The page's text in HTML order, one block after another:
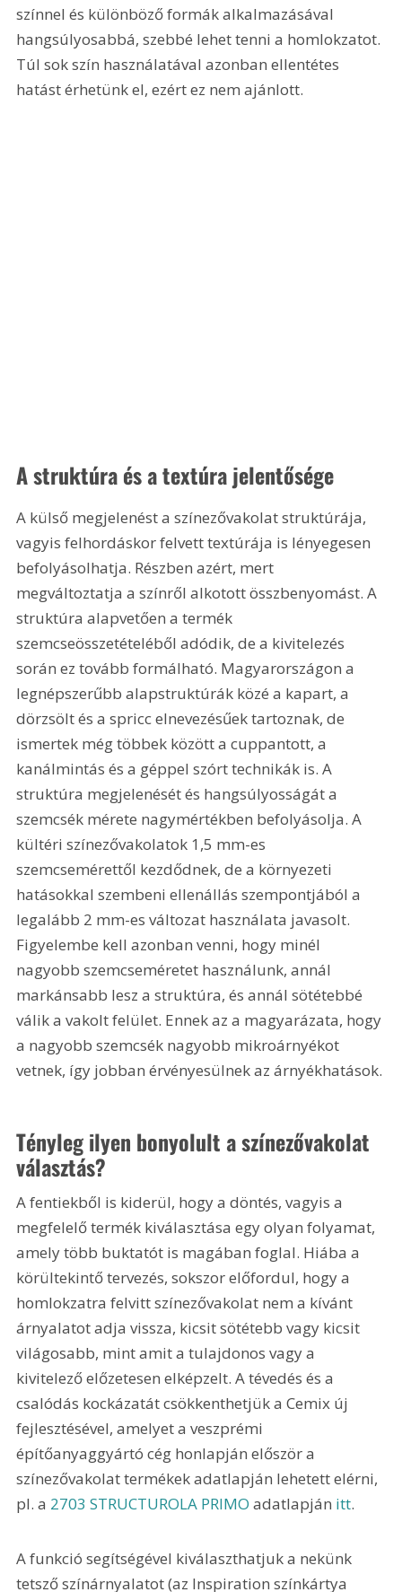
színnel és különböző formák alkalmazásával
hangsúlyosabbá, szebbé lehet tenni a homlokzatot.
Túl sok szín használatával azonban ellentétes
hatást érhetünk el, ezért ez nem ajánlott.
A struktúra és a textúra jelentősége
A külső megjelenést a színezővakolat struktúrája,
vagyis felhordáskor felvett textúrája is lényegesen
befolyásolhatja. Részben azért, mert
megváltoztatja a színről alkotott összbenyomást. A
struktúra alapvetően a termék
szemcseösszetételéből adódik, de a kivitelezés
során ez tovább formálható. Magyarországon a
legnépszerűbb alapstruktúrák közé a kapart, a
dörzsölt és a spricc elnevezésűek tartoznak, de
ismertek még többek között a cuppantott, a
kanálmintás és a géppel szórt technikák is. A
struktúra megjelenését és hangsúlyosságát a
szemcsék mérete nagymértékben befolyásolja. A
kültéri színezővakolatok 1,5 mm-es
szemcsemérettől kezdődnek, de a környezeti
hatásokkal szembeni ellenállás szempontjából a
legalább 2 mm-es változat használata javasolt.
Figyelembe kell azonban venni, hogy minél
nagyobb szemcseméretet használunk, annál
markánsabb lesz a struktúra, és annál sötétebbé
válik a vakolt felület. Ennek az a magyarázata, hogy
a nagyobb szemcsék nagyobb mikroárnyékot
vetnek, így jobban érvényesülnek az árnyékhatások.
Tényleg ilyen bonyolult a színezővakolat
választás?
A fentiekből is kiderül, hogy a döntés, vagyis a
megfelelő termék kiválasztása egy olyan folyamat,
amely több buktatót is magában foglal. Hiába a
körültekintő tervezés, sokszor előfordul, hogy a
homlokzatra felvitt színezővakolat nem a kívánt
árnyalatot adja vissza, kicsit sötétebb vagy kicsit
világosabb, mint amit a tulajdonos vagy a
kivitelező előzetesen elképzelt. A tévedés és a
csalódás kockázatát csökkenthetjük a Cemix új
fejlesztésével, amelyet a veszprémi
építőanyaggyártó cég honlapján először a
színezővakolat termékek adatlapján lehetett elérni,
pl. a 2703 STRUCTUROLA PRIMO adatlapján itt.
A funkció segítségével kiválaszthatjuk a nekünk
tetsző színárnyalatot (az Inspiration színkártya